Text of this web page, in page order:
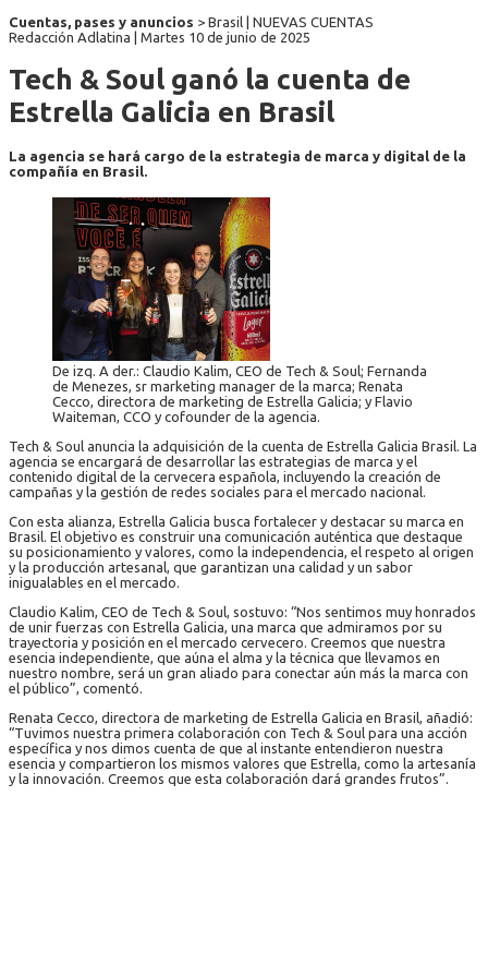
Cuentas, pases y anuncios > Brasil | NUEVAS CUENTAS
Redacción Adlatina | Martes 10 de junio de 2025
Tech & Soul ganó la cuenta de
Estrella Galicia en Brasil
La agencia se hará cargo de la estrategia de marca y digital de la
compañía en Brasil.
De izq. A der.: Claudio Kalim, CEO de Tech & Soul; Fernanda
de Menezes, sr marketing manager de la marca; Renata
Cecco, directora de marketing de Estrella Galicia; y Flavio
Waiteman, CCO y cofounder de la agencia.
Tech & Soul anuncia la adquisición de la cuenta de Estrella Galicia Brasil. La
agencia se encargará de desarrollar las estrategias de marca y el
contenido digital de la cervecera española, incluyendo la creación de
campañas y la gestión de redes sociales para el mercado nacional.
Con esta alianza, Estrella Galicia busca fortalecer y destacar su marca en
Brasil. El objetivo es construir una comunicación auténtica que destaque
su posicionamiento y valores, como la independencia, el respeto al origen
y la producción artesanal, que garantizan una calidad y un sabor
inigualables en el mercado.
Claudio Kalim, CEO de Tech & Soul, sostuvo: “Nos sentimos muy honrados
de unir fuerzas con Estrella Galicia, una marca que admiramos por su
trayectoria y posición en el mercado cervecero. Creemos que nuestra
esencia independiente, que aúna el alma y la técnica que llevamos en
nuestro nombre, será un gran aliado para conectar aún más la marca con
el público”, comentó.
Renata Cecco, directora de marketing de Estrella Galicia en Brasil, añadió:
“Tuvimos nuestra primera colaboración con Tech & Soul para una acción
específica y nos dimos cuenta de que al instante entendieron nuestra
esencia y compartieron los mismos valores que Estrella, como la artesanía
y la innovación. Creemos que esta colaboración dará grandes frutos”.